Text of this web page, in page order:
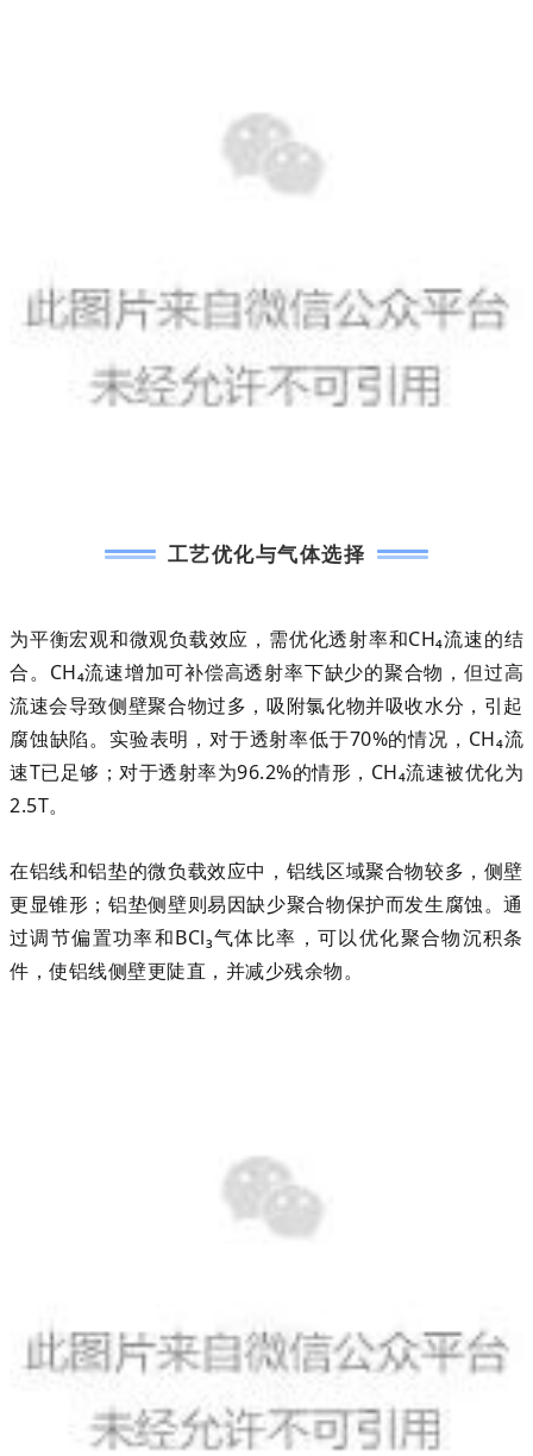
工艺优化与气体选择
为平衡宏观和微观负载效应，需优化透射率和CH₄流速的结
合。CH₄流速增加可补偿高透射率下缺少的聚合物，但过高
流速会导致侧壁聚合物过多，吸附氯化物并吸收水分，引起
腐蚀缺陷。实验表明，对于透射率低于70%的情况，CH₄流
速T已足够；对于透射率为96.2%的情形，CH₄流速被优化为
2.5T。
在铝线和铝垫的微负载效应中，铝线区域聚合物较多，侧壁
更显锥形；铝垫侧壁则易因缺少聚合物保护而发生腐蚀。通
过调节偏置功率和BCl₃气体比率，可以优化聚合物沉积条
件，使铝线侧壁更陡直，并减少残余物。